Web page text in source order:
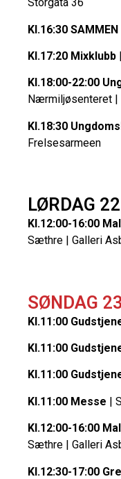
Kl.16:30
Kl.17:20 Mixklubb
Kl.18:00-22:00
Nærmiljøsenteret |
Kl.18:30
Frelsesarmeen
LØRDAG
Kl.12:00-16:00
Sæthre | Galleri
SØNDAG
Kl.11:00
Kl.11:00
Kl.11:00
Kl.11:00 Messe |
Kl.12:00-16:00
Sæthre | Galleri
Kl.12:30-17:00